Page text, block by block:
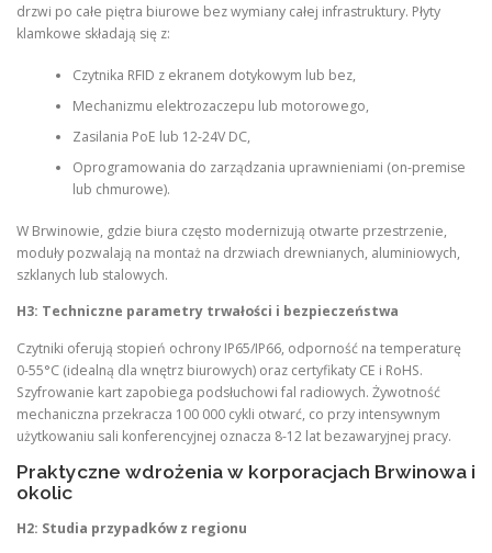
drzwi po całe piętra biurowe bez wymiany całej infrastruktury. Płyty
klamkowe składają się z:
Czytnika RFID z ekranem dotykowym lub bez,
Mechanizmu elektrozaczepu lub motorowego,
Zasilania PoE lub 12-24V DC,
Oprogramowania do zarządzania uprawnieniami (on-premise
lub chmurowe).
W Brwinowie, gdzie biura często modernizują otwarte przestrzenie,
moduły pozwalają na montaż na drzwiach drewnianych, aluminiowych,
szklanych lub stalowych.
H3: Techniczne parametry trwałości i bezpieczeństwa
Czytniki oferują stopień ochrony IP65/IP66, odporność na temperaturę
0-55°C (idealną dla wnętrz biurowych) oraz certyfikaty CE i RoHS.
Szyfrowanie kart zapobiega podsłuchowi fal radiowych. Żywotność
mechaniczna przekracza 100 000 cykli otwarć, co przy intensywnym
użytkowaniu sali konferencyjnej oznacza 8-12 lat bezawaryjnej pracy.
Praktyczne wdrożenia w korporacjach Brwinowa i
okolic
H2: Studia przypadków z regionu